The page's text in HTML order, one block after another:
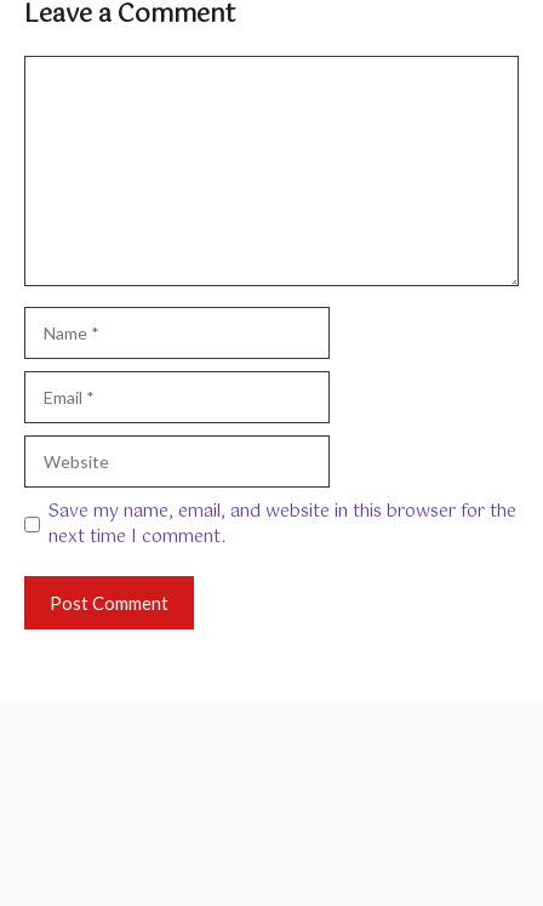
Leave a Comment
Comment
Name
Email
Website
Save my name, email, and website in this browser for the
next time I comment.